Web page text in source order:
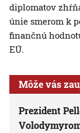
diplomatov
únie smerom k
finančnú
EÚ.
Môže vás
Prezident